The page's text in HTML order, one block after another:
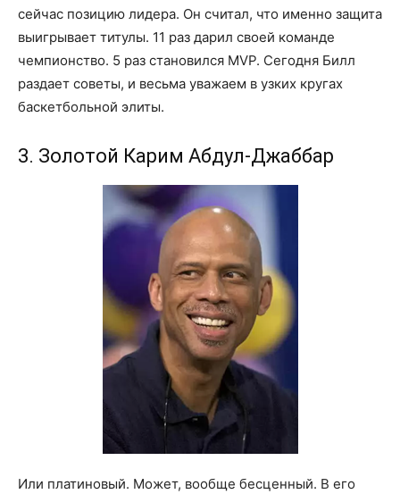
сейчас позицию лидера. Он считал, что именно защита
выигрывает титулы. 11 раз дарил своей команде
чемпионство. 5 раз становился MVP. Сегодня Билл
раздает советы, и весьма уважаем в узких кругах
баскетбольной элиты.
3. Золотой Карим Абдул-Джаббар
Или платиновый. Может, вообще бесценный. В его